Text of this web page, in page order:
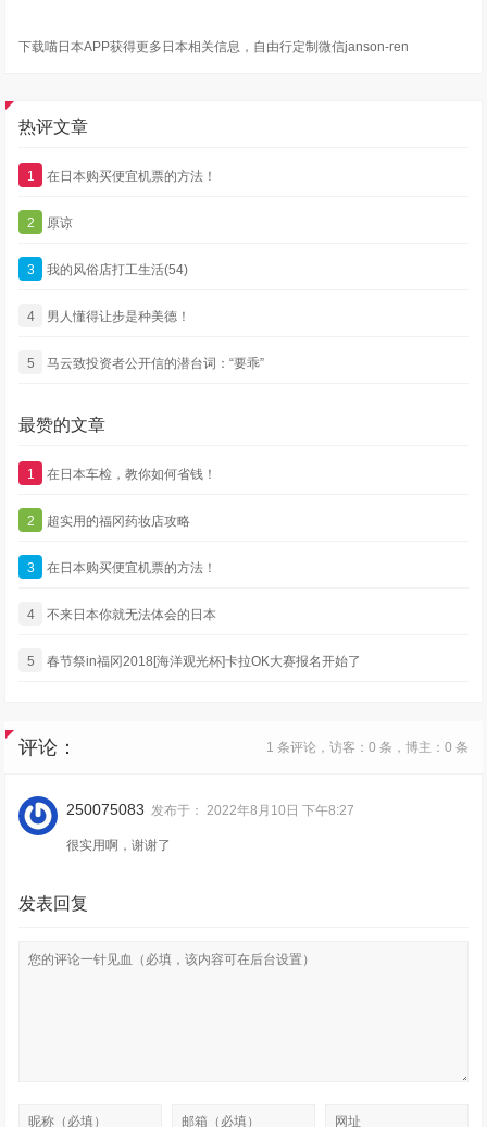
下载喵日本APP获得更多日本相关信息，自由行定制微信janson-ren
热评文章
1 在日本购买便宜机票的方法！
2 原谅
3 我的风俗店打工生活(54)
4 男人懂得让步是种美德！
5 马云致投资者公开信的潜台词：“要乖”
最赞的文章
1 在日本车检，教你如何省钱！
2 超实用的福冈药妆店攻略
3 在日本购买便宜机票的方法！
4 不来日本你就无法体会的日本
5 春节祭in福冈2018[海洋观光杯]卡拉OK大赛报名开始了
评论： 1 条评论，访客：0 条，博主：0 条
250075083 发布于：2022年8月10日 下午8:27
很实用啊，谢谢了
发表回复